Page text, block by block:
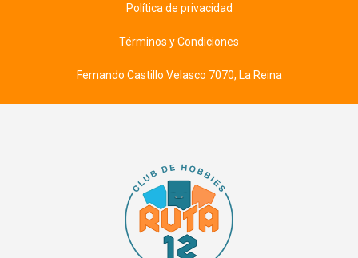
Política de privacidad
Términos y Condiciones
Fernando Castillo Velasco 7070, La Reina